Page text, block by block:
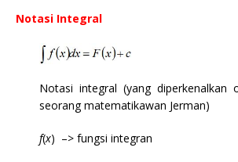
Notasi Integral
Notasi integral (yang diperkenalkan
seorang matematikawan Jerman)
f(x) –> fungsi integran